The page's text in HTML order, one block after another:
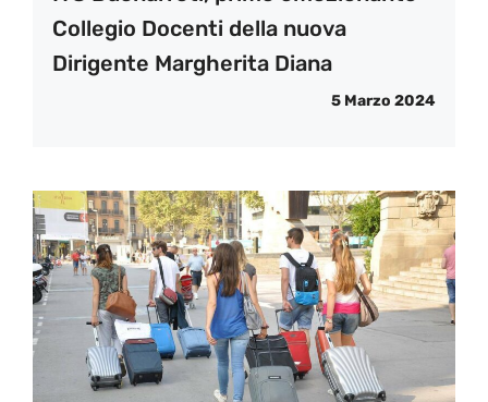
Collegio Docenti della nuova
Dirigente Margherita Diana
5 Marzo 2024